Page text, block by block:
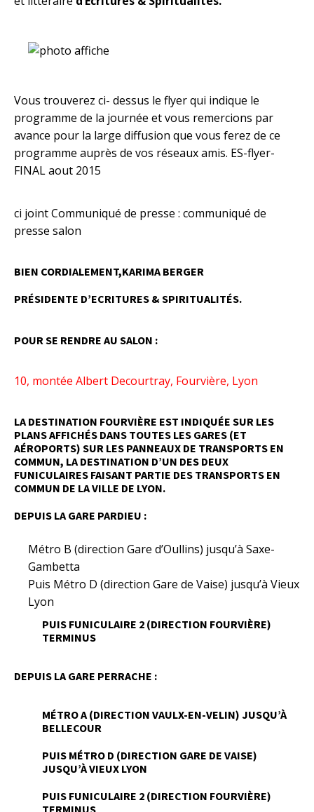
Vous trouverez ci- dessus le flyer qui indique le
programme de la journée et vous remercions par
avance pour la large diffusion que vous ferez de ce
programme auprès de vos réseaux amis. ES-flyer-
FINAL aout 2015
ci joint Communiqué de presse : communiqué de
presse salon
BIEN CORDIALEMENT,KARIMA BERGER
PRÉSIDENTE D’ECRITURES & SPIRITUALITÉS.
POUR SE RENDRE AU SALON :
10, montée Albert Decourtray, Fourvière, Lyon
LA DESTINATION FOURVIÈRE EST INDIQUÉE SUR LES
PLANS AFFICHÉS DANS TOUTES LES GARES (ET
AÉROPORTS) SUR LES PANNEAUX DE TRANSPORTS EN
COMMUN, LA DESTINATION D’UN DES DEUX
FUNICULAIRES FAISANT PARTIE DES TRANSPORTS EN
COMMUN DE LA VILLE DE LYON.
DEPUIS LA GARE PARDIEU :
Métro B (direction Gare d’Oullins) jusqu’à Saxe-
Gambetta
Puis Métro D (direction Gare de Vaise) jusqu’à Vieux
Lyon
PUIS FUNICULAIRE 2 (DIRECTION FOURVIÈRE)
TERMINUS
DEPUIS LA GARE PERRACHE :
MÉTRO A (DIRECTION VAULX-EN-VELIN) JUSQU’À
BELLECOUR
PUIS MÉTRO D (DIRECTION GARE DE VAISE)
JUSQU’À VIEUX LYON
PUIS FUNICULAIRE 2 (DIRECTION FOURVIÈRE)
TERMINUS